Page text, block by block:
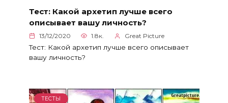
Тест: Какой архетип лучше всего
описывает вашу личность?
13/12/2020 1.8к. Great Picture
Тест: Какой архетип лучше всего описывает
вашу личность?
ТЕСТЫ